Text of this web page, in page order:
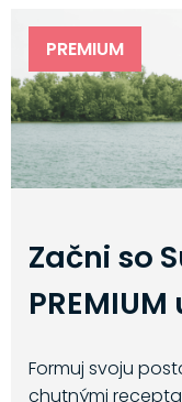
PREMIUM
Začni so
Formuj svoju
chutnými